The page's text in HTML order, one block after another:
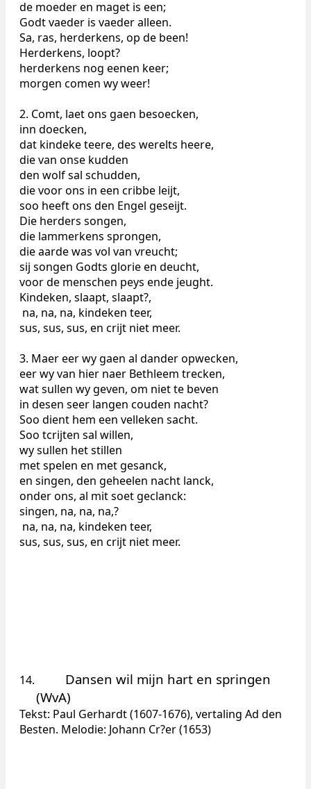
de moeder en maget is een;
Godt vaeder is vaeder alleen.
Sa, ras, herderkens, op de been!
Herderkens, loopt?
herderkens nog eenen keer;
morgen comen wy weer!
2. Comt, laet ons gaen besoecken,
inn doecken,
dat kindeke teere, des werelts heere,
die van onse kudden
den wolf sal schudden,
die voor ons in een cribbe leijt,
soo heeft ons den Engel geseijt.
Die herders songen,
die lammerkens sprongen,
die aarde was vol van vreucht;
sij songen Godts glorie en deucht,
voor de menschen peys ende jeught.
Kindeken, slaapt, slaapt?,
na, na, na, kindeken teer,
sus, sus, sus, en crijt niet meer.
3. Maer eer wy gaen al dander opwecken,
eer wy van hier naer Bethleem trecken,
wat sullen wy geven, om niet te beven
in desen seer langen couden nacht?
Soo dient hem een velleken sacht.
Soo tcrijten sal willen,
wy sullen het stillen
met spelen en met gesanck,
en singen, den geheelen nacht lanck,
onder ons, al mit soet geclanck:
singen, na, na, na,?
na, na, na, kindeken teer,
sus, sus, sus, en crijt niet meer.
14.
Dansen wil mijn hart en springen
(WvA)
Tekst: Paul Gerhardt (1607-1676), vertaling Ad den
Besten. Melodie: Johann Cr?er (1653)